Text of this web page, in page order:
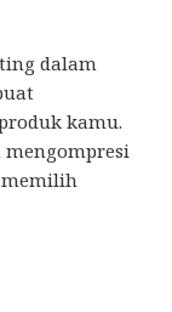
dalam
kamu.
mengompresi
memilih